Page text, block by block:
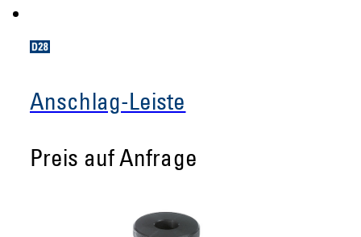
Anschlag-Leiste
Preis auf Anfrage